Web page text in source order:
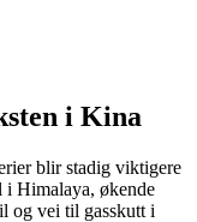
i Kina
blir stadig viktigere
i Himalaya, økende
og vei til gasskutt i